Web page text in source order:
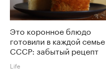
Это коронное блюдо
готовили в каждой семье
СССР: забытый рецепт
Life